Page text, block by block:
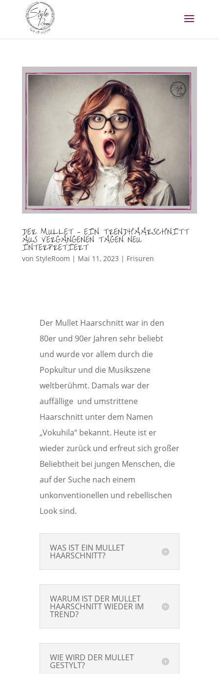
DER MULLET – EIN TRENDHAARSCHNITT
AUS VERGANGENEN TAGEN NEU
INTERPRETIERT
von StyleRoom | Mai 11, 2023 | Frisuren
Der Mullet Haarschnitt war in den
80er und 90er Jahren sehr beliebt
und wurde vor allem durch die
Popkultur und die Musikszene
weltberühmt. Damals war der
auffällige und umstrittene
Haarschnitt unter dem Namen
„Vokuhila“ bekannt. Heute ist er
wieder zurück und erfreut sich großer
Beliebtheit bei jungen Menschen, die
auf der Suche nach einem
unkonventionellen und rebellischen
Look sind.
WAS IST EIN MULLET
HAARSCHNITT?
WARUM IST DER MULLET
HAARSCHNITT WIEDER IM
TREND?
WIE WIRD DER MULLET
GESTYLT?